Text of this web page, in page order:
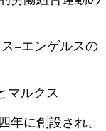
=エンゲルスの
マルクス
に創設され、